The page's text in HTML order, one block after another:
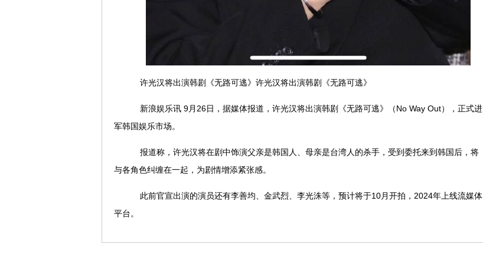
许光汉将出演韩剧《无路可逃》许光汉将出演韩剧《无路可逃》
新浪娱乐讯 9月26日，据媒体报道，许光汉将出演韩剧《无路可逃》（No Way Out），正式进
军韩国娱乐市场。
报道称，许光汉将在剧中饰演父亲是韩国人、母亲是台湾人的杀手，受到委托来到韩国后，将
与各角色纠缠在一起，为剧情增添紧张感。
此前官宣出演的演员还有李善均、金武烈、李光洙等，预计将于10月开拍，2024年上线流媒体
平台。